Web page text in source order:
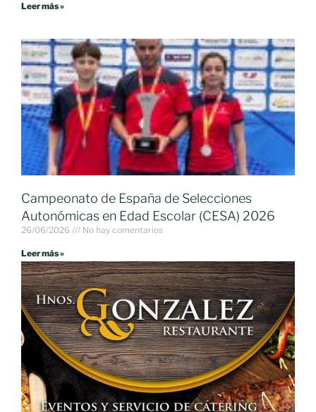
Leer más »
Campeonato de España de Selecciones
Autonómicas en Edad Escolar (CESA) 2026
26/06/2026 No hay comentarios
Leer más »